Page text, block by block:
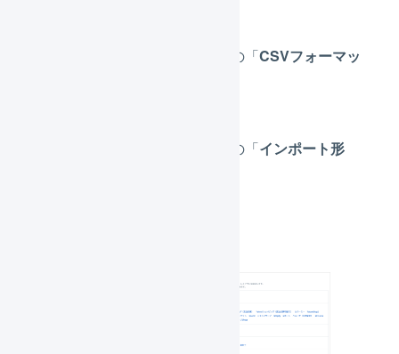
サブナビゲーションの「CSVフォーマッ
サブナビゲーションの「インポート形